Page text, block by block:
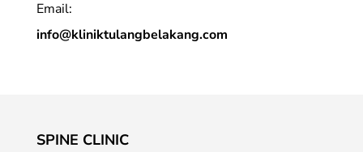
Email:
info@kliniktulangbelakang.com
SPINE CLINIC